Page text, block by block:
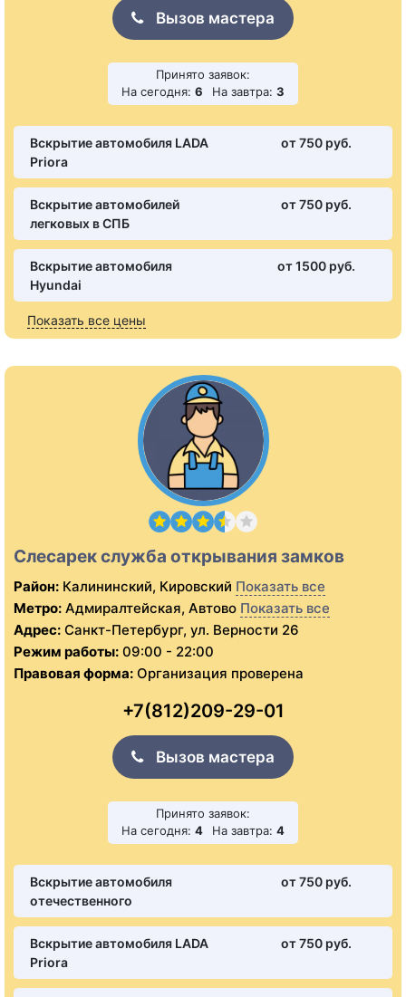
Вызов мастера
Принято заявок:
На сегодня: 6 На завтра: 3
Вскрытие автомобиля LADA
Priora
от 750 pуб.
Вскрытие автомобилей
легковых в СПБ
от 750 pуб.
Вскрытие автомобиля
Hyundai
от 1500 pуб.
Показать все цены
Слесарек служба открывания замков
Район: Калининский, Кировский Показать все
Метро: Адмиралтейская, Автово Показать все
Адрес: Санкт-Петербург, ул. Верности 26
Режим работы: 09:00 - 22:00
Правовая форма: Организация проверена
+7(812)209-29-01
Вызов мастера
Принято заявок:
На сегодня: 4 На завтра: 4
Вскрытие автомобиля
отечественного
от 750 pуб.
Вскрытие автомобиля LADA
Priora
от 750 pуб.